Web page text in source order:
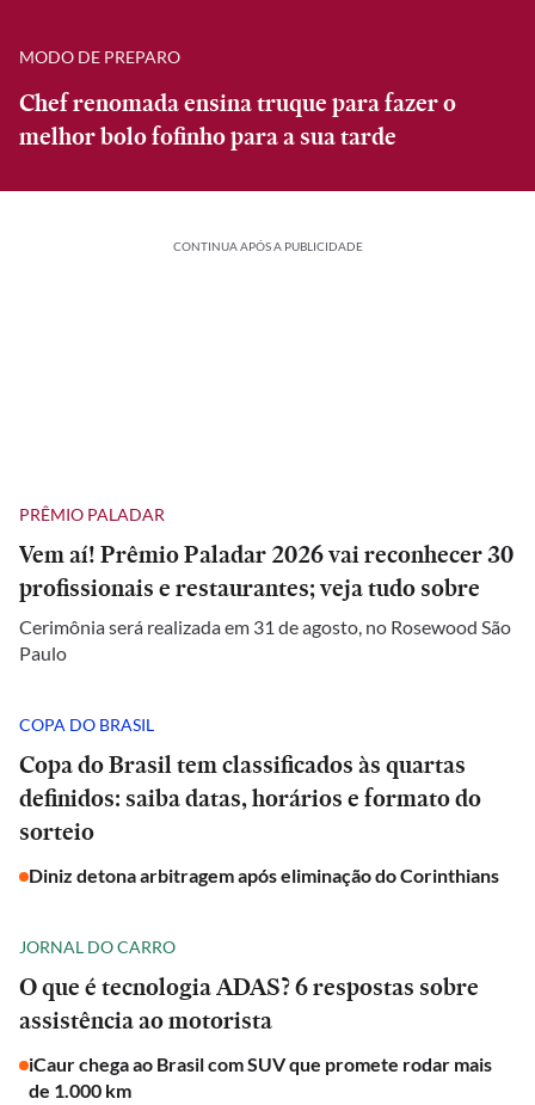
MODO DE PREPARO
Chef renomada ensina truque para fazer o
melhor bolo fofinho para a sua tarde
CONTINUA APÓS A PUBLICIDADE
PRÊMIO PALADAR
Vem aí! Prêmio Paladar 2026 vai reconhecer 30
profissionais e restaurantes; veja tudo sobre
Cerimônia será realizada em 31 de agosto, no Rosewood São
Paulo
COPA DO BRASIL
Copa do Brasil tem classificados às quartas
definidos: saiba datas, horários e formato do
sorteio
Diniz detona arbitragem após eliminação do Corinthians
JORNAL DO CARRO
O que é tecnologia ADAS? 6 respostas sobre
assistência ao motorista
iCaur chega ao Brasil com SUV que promete rodar mais
de 1.000 km